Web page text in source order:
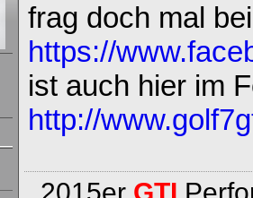
frag doch mal
https://
ist auch hier im
http://